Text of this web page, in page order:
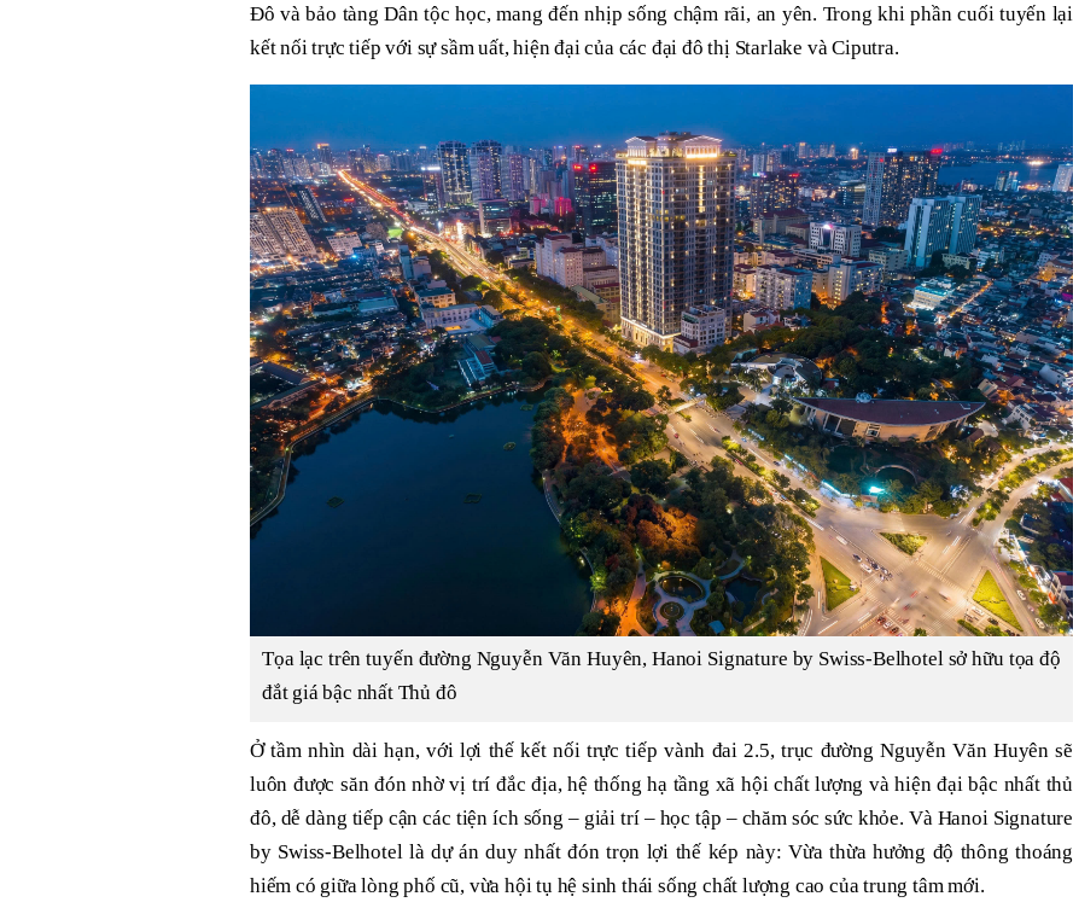
Đô và bảo tàng Dân tộc học, mang đến nhịp sống chậm rãi, an yên. Trong khi phần cuối tuyến lại
kết nối trực tiếp với sự sầm uất, hiện đại của các đại đô thị Starlake và Ciputra.
Tọa lạc trên tuyến đường Nguyễn Văn Huyên, Hanoi Signature by Swiss-Belhotel sở hữu tọa độ
đắt giá bậc nhất Thủ đô
Ở tầm nhìn dài hạn, với lợi thế kết nối trực tiếp vành đai 2.5, trục đường Nguyễn Văn Huyên sẽ
luôn được săn đón nhờ vị trí đắc địa, hệ thống hạ tầng xã hội chất lượng và hiện đại bậc nhất thủ
đô, dễ dàng tiếp cận các tiện ích sống – giải trí – học tập – chăm sóc sức khỏe. Và Hanoi Signature
by Swiss-Belhotel là dự án duy nhất đón trọn lợi thế kép này: Vừa thừa hưởng độ thông thoáng
hiếm có giữa lòng phố cũ, vừa hội tụ hệ sinh thái sống chất lượng cao của trung tâm mới.